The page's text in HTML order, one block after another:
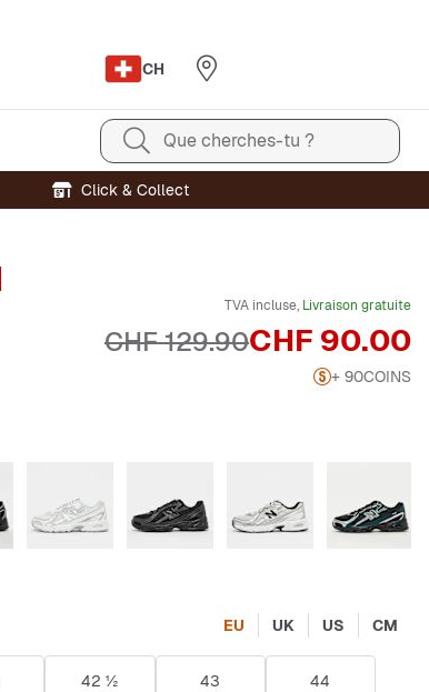
CH
Que cherches-tu ?
Click & Collect
TVA incluse, Livraison gratuite
Prix
CHF 90.00
Prix original
CHF 129.90
+ 90COINS
EU UK US CM
42 ½ 43 44